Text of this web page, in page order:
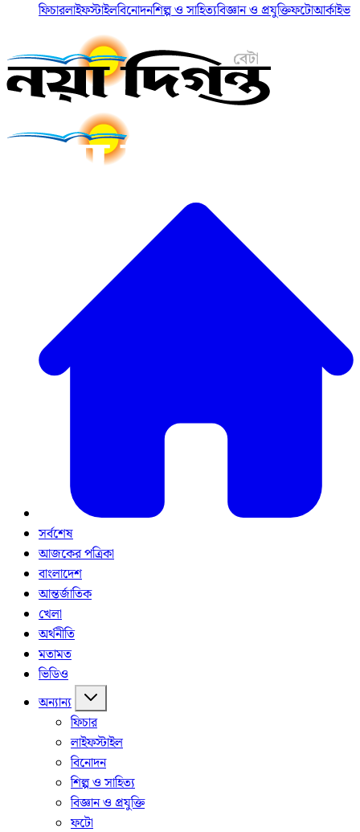
ফিচারলাইফস্টাইলবিনোদনশিল্প ও সাহিত্যবিজ্ঞান ও প্রযুক্তিফটোআর্কাইভ
সর্বশেষ
আজকের পত্রিকা
বাংলাদেশ
আন্তর্জাতিক
খেলা
অর্থনীতি
মতামত
ভিডিও
অন্যান্য
ফিচার
লাইফস্টাইল
বিনোদন
শিল্প ও সাহিত্য
বিজ্ঞান ও প্রযুক্তি
ফটো